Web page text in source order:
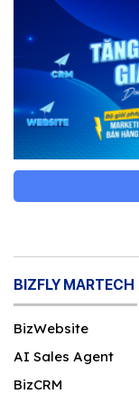
BIZFLY MARTECH
BizWebsite
AI Sales Agent
BizCRM